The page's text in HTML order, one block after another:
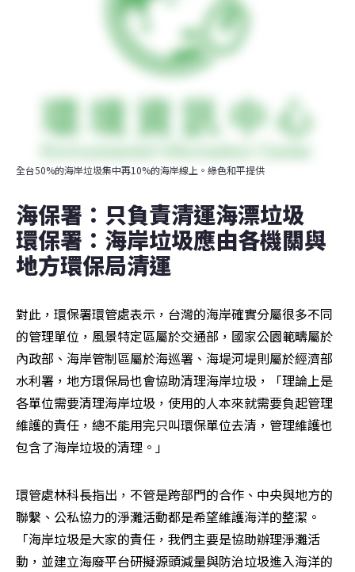
全台50%的海岸垃圾集中再10%的海岸線上。綠色和平提供
海保署：只負責清運海漂垃圾
環保署：海岸垃圾應由各機關與
地方環保局清運
對此，環保署環管處表示，台灣的海岸確實分屬很多不同
的管理單位，風景特定區屬於交通部，國家公園範疇屬於
內政部、海岸管制區屬於海巡署、海堤河堤則屬於經濟部
水利署，地方環保局也會協助清理海岸垃圾，「理論上是
各單位需要清理海岸垃圾，使用的人本來就需要負起管理
維護的責任，總不能用完只叫環保單位去清，管理維護也
包含了海岸垃圾的清理。」
環管處林科長指出，不管是跨部門的合作、中央與地方的
聯繫、公私協力的淨灘活動都是希望維護海洋的整潔。
「海岸垃圾是大家的責任，我們主要是協助辦理淨灘活
動，並建立海廢平台研擬源頭減量與防治垃圾進入海洋的